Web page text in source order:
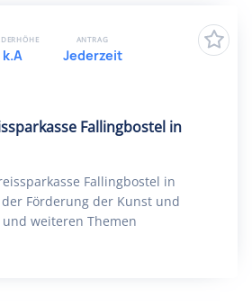
Fallingbostel in
Fallingbostel in
Förderung der Kunst und
weiteren Themen
k.A
ANTRAG
Jederzeit